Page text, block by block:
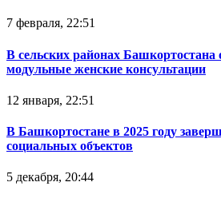
7 февраля, 22:51
В сельских районах
модульные женские консультации
12 января, 22:51
В Башкортостане в 2025 году
социальных объектов
5 декабря, 20:44